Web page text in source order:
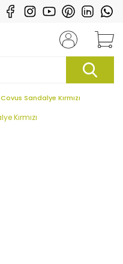
Covus Sandalye Kırmızı